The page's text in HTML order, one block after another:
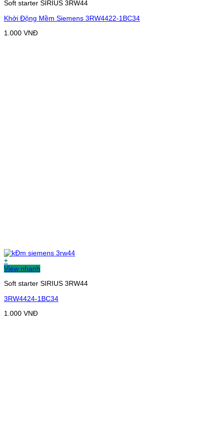
Soft starter SIRIUS 3RW44
Khởi Động Mềm Siemens 3RW4422-1BC34
1.000 VNĐ
+
View nhanh
Soft starter SIRIUS 3RW44
3RW4424-1BC34
1.000 VNĐ